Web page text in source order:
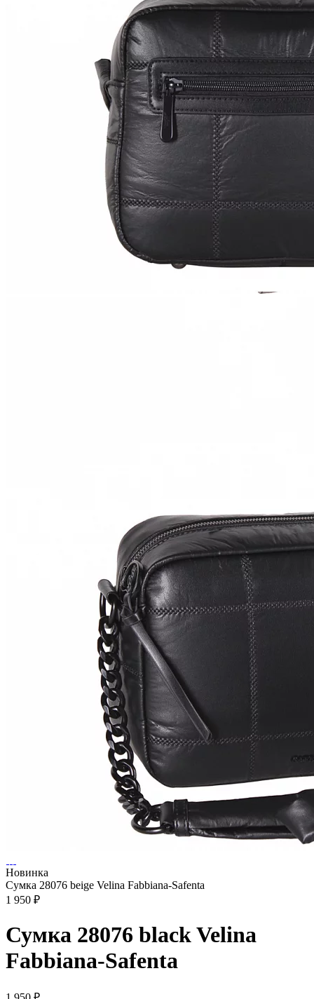
Новинка
Сумка 28076 beige Velina Fabbiana-Safenta
1 950 ₽
Сумка 28076 black Velina
Fabbiana-Safenta